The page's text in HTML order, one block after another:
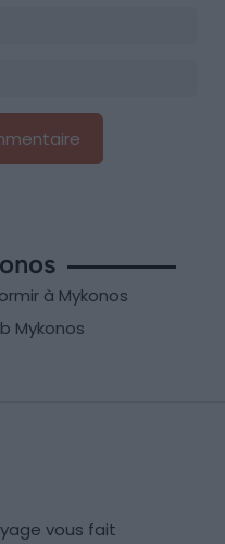
à Mykonos
Mykonos
vous fait